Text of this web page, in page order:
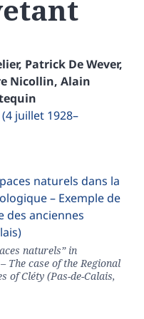
, Patrick De Wever,
Nicollin, Alain
juillet 1928–
naturels dans la
– Exemple de
des anciennes
naturels” in
The case of the Regional
of Cléty (Pas-de-Calais,